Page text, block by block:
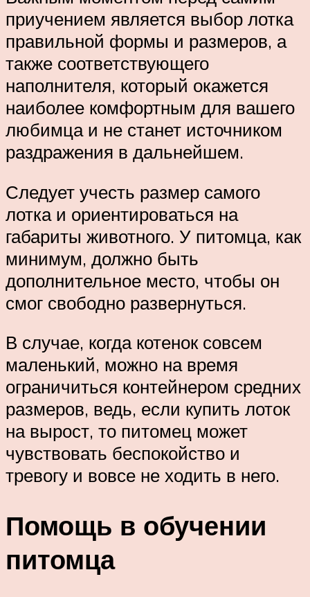
приучением является выбор лотка
правильной формы и размеров, а
также соответствующего
наполнителя, который окажется
наиболее комфортным для вашего
любимца и не станет источником
раздражения в дальнейшем.
Следует учесть размер самого
лотка и ориентироваться на
габариты животного. У питомца, как
минимум, должно быть
дополнительное место, чтобы он
смог свободно развернуться.
В случае, когда котенок совсем
маленький, можно на время
ограничиться контейнером средних
размеров, ведь, если купить лоток
на вырост, то питомец может
чувствовать беспокойство и
тревогу и вовсе не ходить в него.
Помощь в обучении
питомца